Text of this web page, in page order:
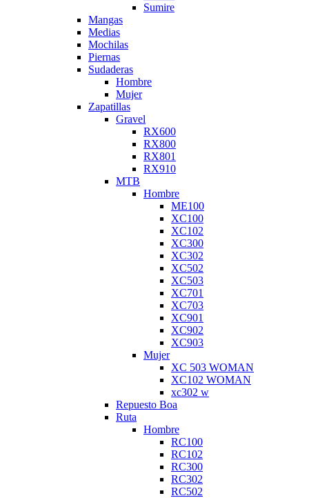
Sumire
Mangas
Medias
Mochilas
Piernas
Sudaderas
Hombre
Mujer
Zapatillas
Gravel
RX600
RX800
RX801
RX910
MTB
Hombre
ME100
XC100
XC102
XC300
XC302
XC502
XC503
XC701
XC703
XC901
XC902
XC903
Mujer
XC 503 WOMAN
XC102 WOMAN
xc302 w
Repuesto Boa
Ruta
Hombre
RC100
RC102
RC300
RC302
RC502